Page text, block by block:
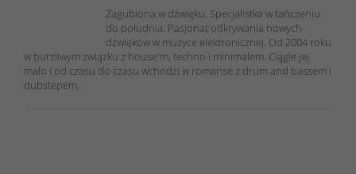
Zagubiona w dźwięku. Specjalistka w tańczeniu
do południa. Pasjonat odkrywania nowych
dźwięków w muzyce elektronicznej. Od 2004 roku
w burzliwym związku z house'm, techno i minimalem. Ciągle jej
mało i od czasu do czasu wchodzi w romanse z drum and bassem i
dubstepem.